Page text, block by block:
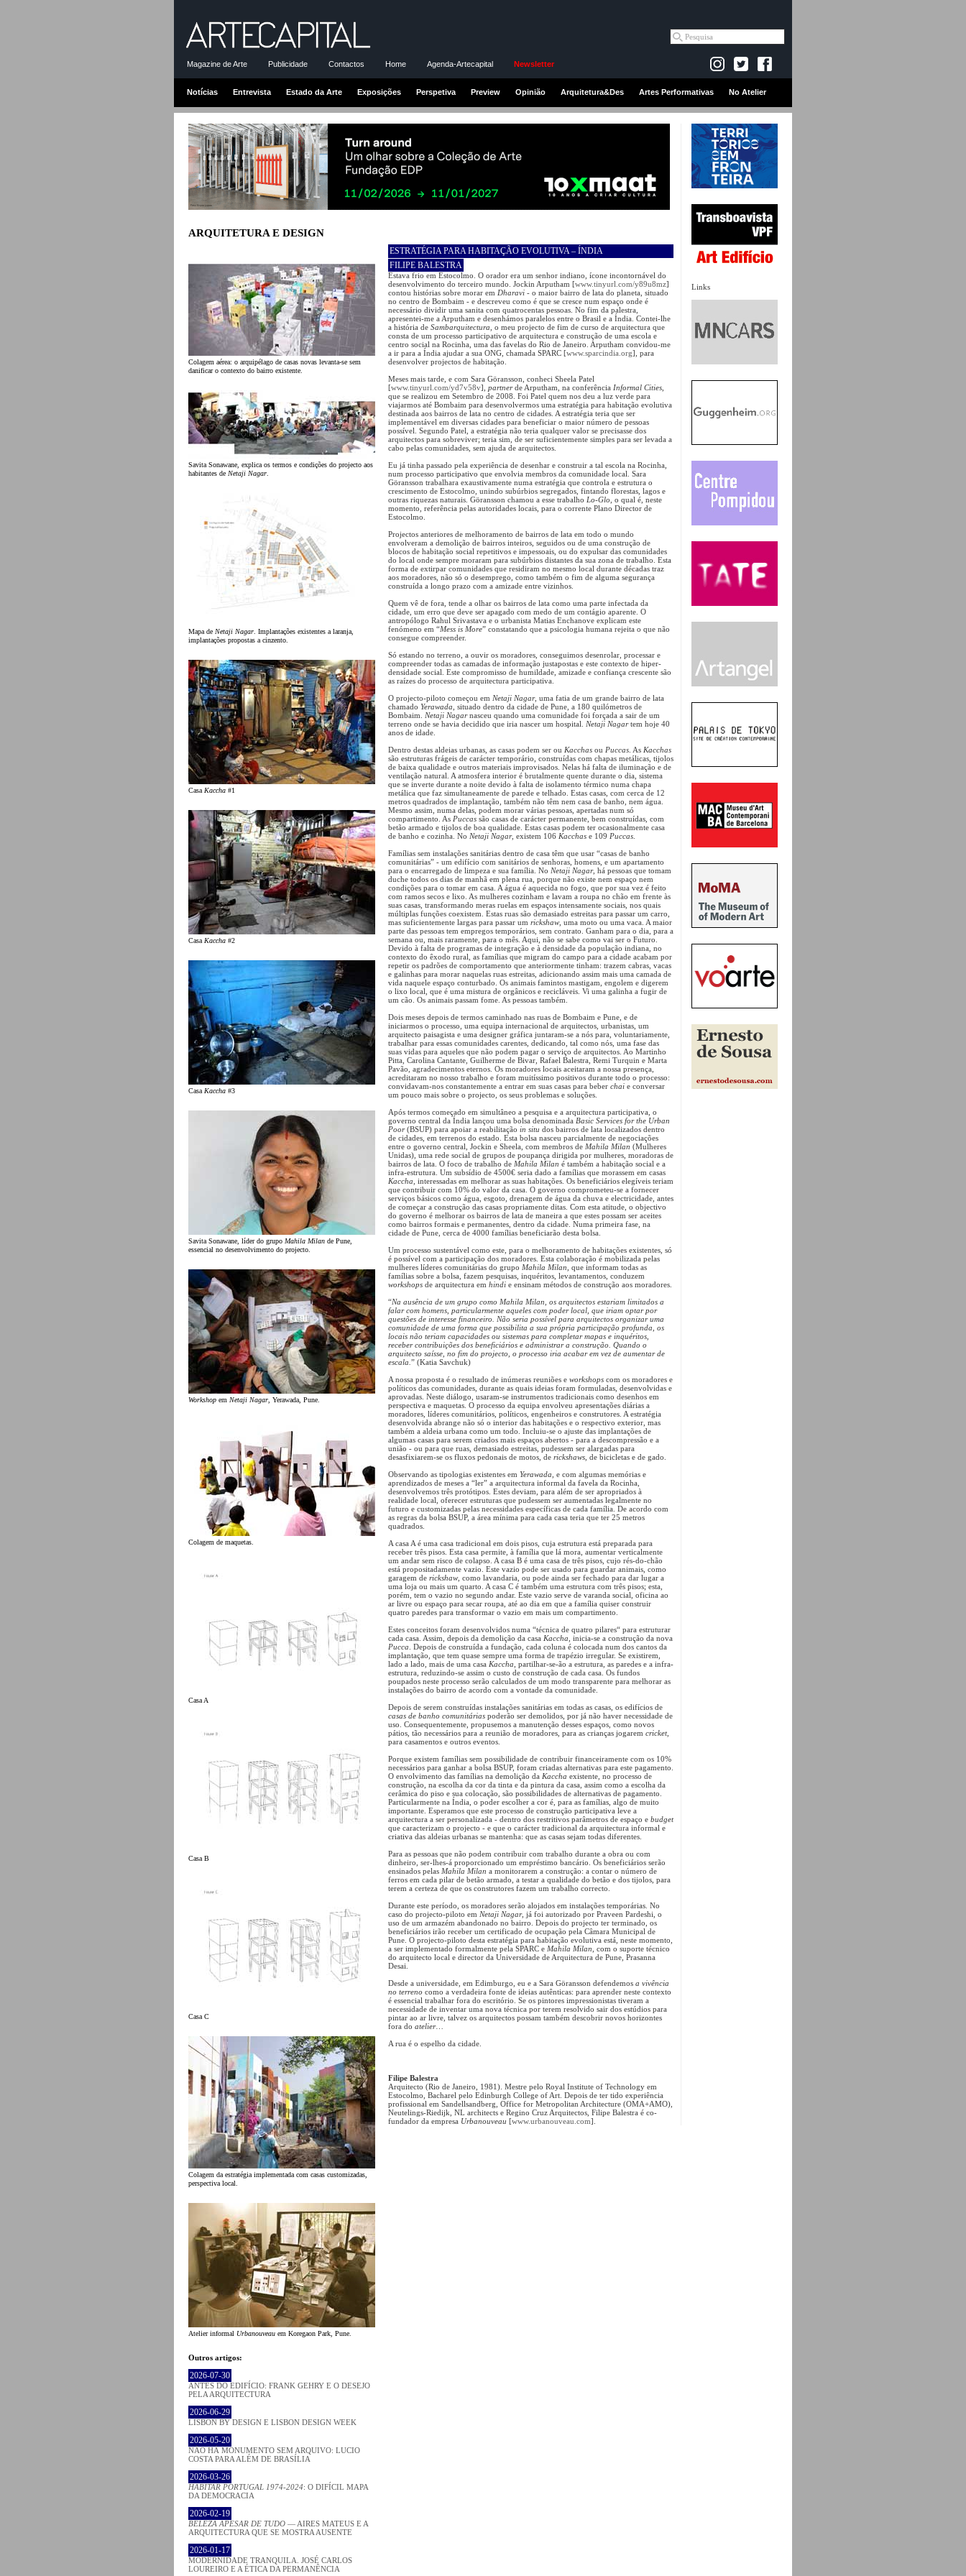
Magazine de Arte Publicidade Contactos Home Agenda-Artecapital Newsletter
Notícias Entrevista Estado da Arte Exposições Perspetiva Preview Opinião Arquitetura&Des Artes Performativas No Atelier
Links
ARQUITETURA E DESIGN
Colagem aérea: o arquipélago de casas novas levanta-se sem
danificar o contexto do bairro existente.
Savita Sonawane, explica os termos e condições do projecto aos
habitantes de Netaji Nagar
Mapa de Netaji Nagar . Implantações existentes a laranja,
implantações propostas a cinzento.
Casa Kaccha #1
Casa Kaccha #2
Casa Kaccha #3
Savita Sonawane, líder do grupo Mahila Milan de Pune,
essencial no desenvolvimento do projecto.
Workshop em Netaji Nagar , Yerawada, Pune.
Colagem de maquetas.
Casa A
Casa B
Casa C
Colagem da estratégia implementada com casas customizadas,
perspectiva local.
Atelier informal Urbanouveau em Koregaon Park, Pune.
Outros artigos:
2026-07-30
ANTES DO EDIFÍCIO: FRANK GEHRY E O DESEJO
PELA ARQUITECTURA
2026-06-29
LISBON BY DESIGN E LISBON DESIGN WEEK
2026-05-20
NÃO HÁ MONUMENTO SEM ARQUIVO: LUCIO
COSTA PARA ALÉM DE BRASÍLIA
2026-03-26
HABITAR PORTUGAL 1974-2024: O DIFÍCIL MAPA
DA DEMOCRACIA
2026-02-19
BELEZA APESAR DE TUDO — AIRES MATEUS E A
ARQUITECTURA QUE SE MOSTRA AUSENTE
2026-01-17
MODERNIDADE TRANQUILA. JOSÉ CARLOS
LOUREIRO E A ÉTICA DA PERMANÊNCIA
ESTRATÉGIA PARA HABITAÇÃO EVOLUTIVA – ÍNDIA
FILIPE BALESTRA
Estava frio em Estocolmo. O orador era um senhor indiano, ícone incontornável do
desenvolvimento do terceiro mundo. Jockin Arputham [www.tinyurl.com/y89u8mz]
contou histórias sobre morar em Dharavi - o maior bairro de lata do planeta, situado
no centro de Bombaim - e descreveu como é que se cresce num espaço onde é
necessário dividir uma sanita com quatrocentas pessoas. No fim da palestra,
apresentei-me a Arputham e desenhámos paralelos entre o Brasil e a Índia. Contei-lhe
a história de Sambarquitectura , o meu projecto de fim de curso de arquitectura que
consta de um processo participativo de arquitectura e construção de uma escola e
centro social na Rocinha, uma das favelas do Rio de Janeiro. Arputham convidou-me
a ir para a Índia ajudar a sua ONG, chamada SPARC [www.sparcindia.org], para
desenvolver projectos de habitação.
Meses mais tarde, e com Sara Göransson, conheci Sheela Patel
[www.tinyurl.com/yd7v58v], partnerde Arputham, na conferência Informal Cities
que se realizou em Setembro de 2008. Foi Patel quem nos deu a luz verde para
viajarmos até Bombaim para desenvolvermos uma estratégia para habitação evolutiva
destinada aos bairros de lata no centro de cidades. A estratégia teria que ser
implementável em diversas cidades para beneficiar o maior número de pessoas
possível. Segundo Patel, a estratégia não teria qualquer valor se precisasse dos
arquitectos para sobreviver; teria sim, de ser suficientemente simples para ser levada a
cabo pelas comunidades, sem ajuda de arquitectos.
Eu já tinha passado pela experiência de desenhar e construir a tal escola na Rocinha,
num processo participativo que envolvia membros da comunidade local. Sara
Göransson trabalhara exaustivamente numa estratégia que controla e estrutura o
crescimento de Estocolmo, unindo subúrbios segregados, fintando florestas, lagos e
outras riquezas naturais. Göransson chamou a esse trabalho Lo-Glo , o qual é, neste
momento, referência pelas autoridades locais, para o corrente Plano Director de
Estocolmo.
Projectos anteriores de melhoramento de bairros de lata em todo o mundo
envolveram a demolição de bairros inteiros, seguidos ou de uma construção de
blocos de habitação social repetitivos e impessoais, ou do expulsar das comunidades
do local onde sempre moraram para subúrbios distantes da sua zona de trabalho. Esta
forma de extirpar comunidades que residiram no mesmo local durante décadas traz
aos moradores, não só o desemprego, como também o fim de alguma segurança
construída a longo prazo com a amizade entre vizinhos.
Quem vê de fora, tende a olhar os bairros de lata como uma parte infectada da
cidade, um erro que deve ser apagado com medo de um contágio aparente. O
antropólogo Rahul Srivastava e o urbanista Matias Enchanove explicam este
fenómeno em “Mess is More” constatando que a psicologia humana rejeita o que não
consegue compreender.
Só estando no terreno, a ouvir os moradores, conseguimos desenrolar, processar e
compreender todas as camadas de informação justapostas e este contexto de hiper-
densidade social. Este compromisso de humildade, amizade e confiança crescente são
as raízes do processo de arquitectura participativa.
O projecto-piloto começou em Netaji Nagar, uma fatia de um grande bairro de lata
chamado Yerawada , situado dentro da cidade de Pune, a 180 quilómetros de
Bombaim. Netaji Nagarnasceu quando uma comunidade foi forçada a sair de um
terreno onde se havia decidido que iria nascer um hospital. Netaji Nagartem hoje 40
anos de idade.
Dentro destas aldeias urbanas, as casas podem ser ou Kacchas ou Puccas . As Kacchas
são estruturas frágeis de carácter temporário, construídas com chapas metálicas, tijolos
de baixa qualidade e outros materiais improvisados. Nelas há falta de iluminação e de
ventilação natural. A atmosfera interior é brutalmente quente durante o dia, sistema
que se inverte durante a noite devido à falta de isolamento térmico numa chapa
metálica que faz simultaneamente de parede e telhado. Estas casas, com cerca de 12
metros quadrados de implantação, também não têm nem casa de banho, nem água.
Mesmo assim, numa delas, podem morar várias pessoas, apertadas num só
compartimento. As Puccas são casas de carácter permanente, bem construídas, com
betão armado e tijolos de boa qualidade. Estas casas podem ter ocasionalmente casa
de banho e cozinha. No Netaji Nagar, existem 106 Kacchas e 109 Puccas
Famílias sem instalações sanitárias dentro de casa têm que usar “casas de banho
comunitárias” - um edifício com sanitários de senhoras, homens, e um apartamento
para o encarregado de limpeza e sua família. No Netaji Nagar, há pessoas que tomam
duche todos os dias de manhã em plena rua, porque não existe nem espaço nem
condições para o tomar em casa. A água é aquecida no fogo, que por sua vez é feito
com ramos secos e lixo. As mulheres cozinham e lavam a roupa no chão em frente às
suas casas, transformando meras ruelas em espaços intensamente sociais, nos quais
múltiplas funções coexistem. Estas ruas são demasiado estreitas para passar um carro,
mas suficientemente largas para passar um rickshaw, uma moto ou uma vaca. A maior
parte das pessoas tem empregos temporários, sem contrato. Ganham para o dia, para a
semana ou, mais raramente, para o mês. Aqui, não se sabe como vai ser o Futuro.
Devido à falta de programas de integração e à densidade da população indiana, no
contexto do êxodo rural, as famílias que migram do campo para a cidade acabam por
repetir os padrões de comportamento que anteriormente tinham: trazem cabras, vacas
e galinhas para morar naquelas ruas estreitas, adicionando assim mais uma camada de
vida naquele espaço conturbado. Os animais famintos mastigam, engolem e digerem
o lixo local, que é uma mistura de orgânicos e recicláveis. Vi uma galinha a fugir de
um cão. Os animais passam fome. As pessoas também.
Dois meses depois de termos caminhado nas ruas de Bombaim e Pune, e de
iniciarmos o processo, uma equipa internacional de arquitectos, urbanistas, um
arquitecto paisagista e uma designer gráfica juntaram-se a nós para, voluntariamente,
trabalhar para essas comunidades carentes, dedicando, tal como nós, uma fase das
suas vidas para aqueles que não podem pagar o serviço de arquitectos. Ao Martinho
Pitta, Carolina Cantante, Guilherme de Bivar, Rafael Balestra, Remi Turquin e Marta
Pavão, agradecimentos eternos. Os moradores locais aceitaram a nossa presença,
acreditaram no nosso trabalho e foram muitíssimo positivos durante todo o processo:
convidavam-nos constantemente a entrar em suas casas para beber chai e conversar
um pouco mais sobre o projecto, os seus problemas e soluções.
Após termos começado em simultâneo a pesquisa e a arquitectura participativa, o
governo central da Índia lançou uma bolsa denominada Basic Services for the Urban
Poor(BSUP) para apoiar a reabilitação in situ dos bairros de lata localizados dentro
de cidades, em terrenos do estado. Esta bolsa nasceu parcialmente de negociações
entre o governo central, Jockin e Sheela, com membros de Mahila Milan (Mulheres
Unidas), uma rede social de grupos de poupança dirigida por mulheres, moradoras de
bairros de lata. O foco de trabalho de Mahila Milan é também a habitação social e a
infra-estrutura. Um subsídio de 4500€ seria dado a famílias que morassem em casas
Kaccha , interessadas em melhorar as suas habitações. Os beneficiários elegíveis teriam
que contribuir com 10% do valor da casa. O governo comprometeu-se a fornecer
serviços básicos como água, esgoto, drenagem de água da chuva e electricidade, antes
de começar a construção das casas propriamente ditas. Com esta atitude, o objectivo
do governo é melhorar os bairros de lata de maneira a que estes possam ser aceites
como bairros formais e permanentes, dentro da cidade. Numa primeira fase, na
cidade de Pune, cerca de 4000 famílias beneficiarão desta bolsa.
Um processo sustentável como este, para o melhoramento de habitações existentes, só
é possível com a participação dos moradores. Esta colaboração é mobilizada pelas
mulheres líderes comunitárias do grupo Mahila Milan , que informam todas as
famílias sobre a bolsa, fazem pesquisas, inquéritos, levantamentos, conduzem
workshops de arquitectura em hindi e ensinam métodos de construção aos moradores.
“Na ausência de um grupo como Mahila Milan, os arquitectos estariam limitados a
falar com homens, particularmente aqueles com poder local, que iriam optar por
questões de interesse financeiro. Não seria possível para arquitectos organizar uma
comunidade de uma forma que possibilita a sua própria participação profunda, os
locais não teriam capacidades ou sistemas para completar mapas e inquéritos,
receber contribuições dos beneficiários e administrar a construção. Quando o
arquitecto saísse, no fim do projecto, o processo iria acabar em vez de aumentar de
escala. ” (Katia Savchuk)
A nossa proposta é o resultado de inúmeras reuniões e workshops com os moradores e
políticos das comunidades, durante as quais ideias foram formuladas, desenvolvidas e
aprovadas. Neste diálogo, usaram-se instrumentos tradicionais como desenhos em
perspectiva e maquetas. O processo da equipa envolveu apresentações diárias a
moradores, líderes comunitários, políticos, engenheiros e construtores. A estratégia
desenvolvida abrange não só o interior das habitações e o respectivo exterior, mas
também a aldeia urbana como um todo. Incluiu-se o ajuste das implantações de
algumas casas para serem criados mais espaços abertos - para a descompressão e a
união - ou para que ruas, demasiado estreitas, pudessem ser alargadas para
desasfixiarem-se os fluxos pedonais de motos, de rickshaws , de bicicletas e de gado.
Observando as tipologias existentes em Yerawada , e com algumas memórias e
aprendizados de meses a “ler” a arquitectura informal da favela da Rocinha,
desenvolvemos três protótipos. Estes deviam, para além de ser apropriados à
realidade local, oferecer estruturas que pudessem ser aumentadas legalmente no
futuro e customizadas pelas necessidades específicas de cada família. De acordo com
as regras da bolsa BSUP, a área mínima para cada casa teria que ter 25 metros
quadrados.
A casa A é uma casa tradicional em dois pisos, cuja estrutura está preparada para
receber três pisos. Esta casa permite, à família que lá mora, aumentar verticalmente
um andar sem risco de colapso. A casa B é uma casa de três pisos, cujo rés-do-chão
está propositadamente vazio. Este vazio pode ser usado para guardar animais, como
garagem de rickshaw, como lavandaria, ou pode ainda ser fechado para dar lugar a
uma loja ou mais um quarto. A casa C é também uma estrutura com três pisos; esta,
porém, tem o vazio no segundo andar. Este vazio serve de varanda social, oficina ao
ar livre ou espaço para secar roupa, até ao dia em que a família quiser construir
quatro paredes para transformar o vazio em mais um compartimento.
Estes conceitos foram desenvolvidos numa “técnica de quatro pilares“ para estruturar
cada casa. Assim, depois da demolição da casa Kaccha , inicia-se a construção da nova
Pucca . Depois de construída a fundação, cada coluna é colocada num dos cantos da
implantação, que tem quase sempre uma forma de trapézio irregular. Se existirem,
lado a lado, mais de uma casa Kaccha , partilhar-se-ão a estrutura, as paredes e a infra-
estrutura, reduzindo-se assim o custo de construção de cada casa. Os fundos
poupados neste processo serão calculados de um modo transparente para melhorar as
instalações do bairro de acordo com a vontade da comunidade.
Depois de serem construídas instalações sanitárias em todas as casas, os edifícios de
casas de banho comunitárias poderão ser demolidos, por já não haver necessidade de
uso. Consequentemente, propusemos a manutenção desses espaços, como novos
pátios, tão necessários para a reunião de moradores, para as crianças jogarem cricket,
para casamentos e outros eventos.
Porque existem famílias sem possibilidade de contribuir financeiramente com os 10%
necessários para ganhar a bolsa BSUP, foram criadas alternativas para este pagamento.
O envolvimento das famílias na demolição da Kaccha existente, no processo de
construção, na escolha da cor da tinta e da pintura da casa, assim como a escolha da
cerâmica do piso e sua colocação, são possibilidades de alternativas de pagamento.
Particularmente na Índia, o poder escolher a cor é, para as famílias, algo de muito
importante. Esperamos que este processo de construção participativa leve a
arquitectura a ser personalizada - dentro dos restritivos parâmetros de espaço e budget
que caracterizam o projecto - e que o carácter tradicional da arquitectura informal e
criativa das aldeias urbanas se mantenha: que as casas sejam todas diferentes.
Para as pessoas que não podem contribuir com trabalho durante a obra ou com
dinheiro, ser-lhes-á proporcionado um empréstimo bancário. Os beneficiários serão
ensinados pelas Mahila Milan a monitorarem a construção: a contar o número de
ferros em cada pilar de betão armado, a testar a qualidade do betão e dos tijolos, para
terem a certeza de que os construtores fazem um trabalho correcto.
Durante este período, os moradores serão alojados em instalações temporárias. No
caso do projecto-piloto em Netaji Nagar, já foi autorizado por Praveen Pardeshi, o
uso de um armazém abandonado no bairro. Depois do projecto ter terminado, os
beneficiários irão receber um certificado de ocupação pela Câmara Municipal de
Pune. O projecto-piloto desta estratégia para habitação evolutiva está, neste momento,
a ser implementado formalmente pela SPARC e Mahila Milan , com o suporte técnico
do arquitecto local e director da Universidade de Arquitectura de Pune, Prasanna
Desai.
Desde a universidade, em Edimburgo, eu e a Sara Göransson defendemos a vivência
no terreno como a verdadeira fonte de ideias autênticas: para aprender neste contexto
é essencial trabalhar fora do escritório. Se os pintores impressionistas tiveram a
necessidade de inventar uma nova técnica por terem resolvido sair dos estúdios para
pintar ao ar livre, talvez os arquitectos possam também descobrir novos horizontes
fora do atelier…
A rua é o espelho da cidade.
Filipe Balestra
Arquitecto (Rio de Janeiro, 1981). Mestre pelo Royal Institute of Technology em
Estocolmo, Bacharel pelo Edinburgh College of Art. Depois de ter tido experiência
profissional em Sandellsandberg, Office for Metropolitan Architecture (OMA+AMO),
Neutelings-Riedijk, NL architects e Regino Cruz Arquitectos, Filipe Balestra é co-
fundador da empresa Urbanouveau [www.urbanouveau.com].